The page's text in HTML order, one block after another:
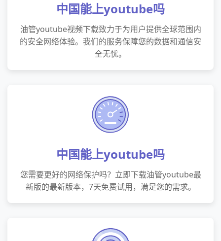
中国能上youtube吗
油管youtube视频下载致力于为用户提供全球范围内
的安全网络体验。我们的服务保障您的数据和通信安
全无忧。
中国能上youtube吗
您需要更好的网络保护吗？立即下载油管youtube最
新版的最新版本，7天免费试用，满足您的需求。